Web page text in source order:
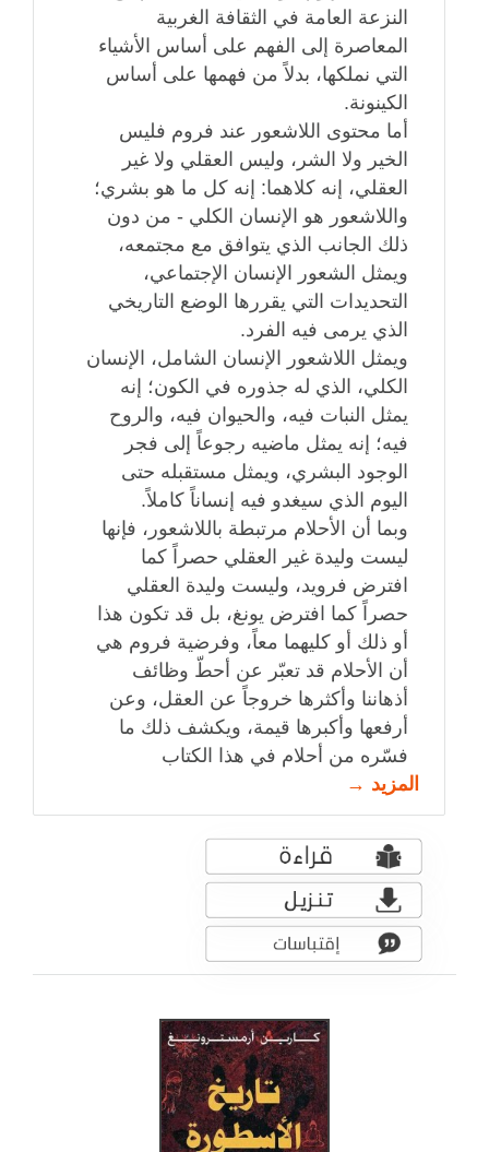
النزعة العامة في الثقافة الغربية
المعاصرة إلى الفهم على أساس الأشياء
التي نملكها، بدلاً من فهمها على أساس
الكينونة.
أما محتوى اللاشعور عند فروم فليس
الخير ولا الشر، وليس العقلي ولا غير
العقلي، إنه كلاهما: إنه كل ما هو بشري؛
واللاشعور هو الإنسان الكلي - من دون
ذلك الجانب الذي يتوافق مع مجتمعه،
ويمثل الشعور الإنسان الإجتماعي،
التحديدات التي يقررها الوضع التاريخي
الذي يرمى فيه الفرد.
ويمثل اللاشعور الإنسان الشامل، الإنسان
الكلي، الذي له جذوره في الكون؛ إنه
يمثل النبات فيه، والحيوان فيه، والروح
فيه؛ إنه يمثل ماضيه رجوعاً إلى فجر
الوجود البشري، ويمثل مستقبله حتى
اليوم الذي سيغدو فيه إنساناً كاملاً.
وبما أن الأحلام مرتبطة باللاشعور، فإنها
ليست وليدة غير العقلي حصراً كما
افترض فرويد، وليست وليدة العقلي
حصراً كما افترض يونغ، بل قد تكون هذا
أو ذلك أو كليهما معاً، وفرضية فروم هي
أن الأحلام قد تعبّر عن أحطّ وظائف
أذهاننا وأكثرها خروجاً عن العقل، وعن
أرفعها وأكبرها قيمة، ويكشف ذلك ما
فسّره من أحلام في هذا الكتاب
المزيد →